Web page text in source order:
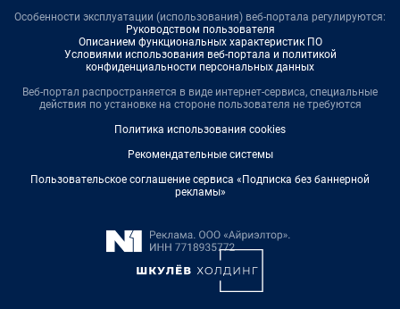
Особенности эксплуатации (использования) веб-портала регулируются:
Руководством пользователя
Описанием функциональных характеристик ПО
Условиями использования веб-портала и политикой
конфиденциальности персональных данных
Веб-портал распространяется в виде интернет-сервиса, специальные
действия по установке на стороне пользователя не требуются
Политика использования cookies
Рекомендательные системы
Пользовательское соглашение сервиса «Подписка без баннерной
рекламы»